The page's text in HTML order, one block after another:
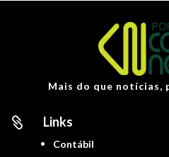
Mais do que notícias,
 Links
Contábil